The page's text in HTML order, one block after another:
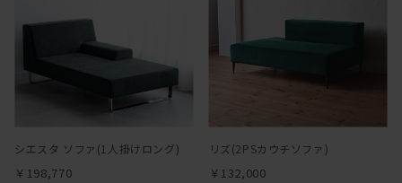
シエスタ ソファ(1人掛けロング)
￥198,770
リズ(2PSカウチソファ)
￥132,000